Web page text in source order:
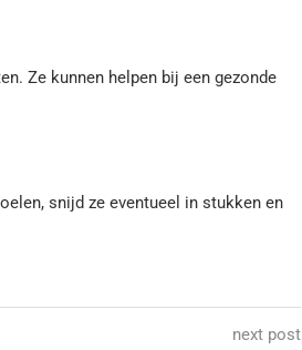
Ze kunnen helpen bij een gezonde
snijd ze eventueel in stukken en
next post